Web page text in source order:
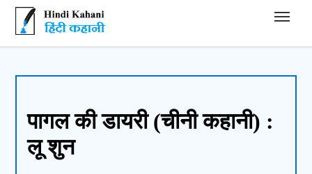
Hindi Kahani - हिंदी कहानी
पागल की डायरी (चीनी कहानी) :
लू शुन